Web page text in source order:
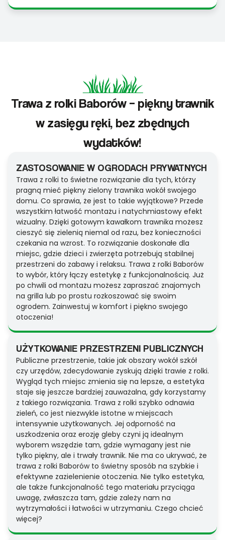
Trawa z rolki Baborów – piękny trawnik
w zasięgu ręki, bez zbędnych
wydatków!
ZASTOSOWANIE W OGRODACH PRYWATNYCH
Trawa z rolki to świetne rozwiązanie dla tych, którzy
pragną mieć piękny zielony trawnika wokół swojego
domu. Co sprawia, że jest to takie wyjątkowe? Przede
wszystkim łatwość montażu i natychmiastowy efekt
wizualny. Dzięki gotowym kawałkom trawnika możesz
cieszyć się zielenią niemal od razu, bez konieczności
czekania na wzrost. To rozwiązanie doskonałe dla
miejsc, gdzie dzieci i zwierzęta potrzebują stabilnej
przestrzeni do zabawy i relaksu. Trawa z rolki Baborów
to wybór, który łączy estetykę z funkcjonalnością. Już
po chwili od montażu możesz zapraszać znajomych
na grilla lub po prostu rozkoszować się swoim
ogrodem. Zainwestuj w komfort i piękno swojego
otoczenia!
UŻYTKOWANIE PRZESTRZENI PUBLICZNYCH
Publiczne przestrzenie, takie jak obszary wokół szkół
czy urzędów, zdecydowanie zyskują dzięki trawie z rolki.
Wygląd tych miejsc zmienia się na lepsze, a estetyka
staje się jeszcze bardziej zauważalna, gdy korzystamy
z takiego rozwiązania. Trawa z rolki szybko odnawia
zieleń, co jest niezwykle istotne w miejscach
intensywnie użytkowanych. Jej odporność na
uszkodzenia oraz erozję gleby czyni ją idealnym
wyborem wszędzie tam, gdzie wymagany jest nie
tylko piękny, ale i trwały trawnik. Nie ma co ukrywać, że
trawa z rolki Baborów to świetny sposób na szybkie i
efektywne zazielenienie otoczenia. Nie tylko estetyka,
ale także funkcjonalność tego materiału przyciąga
uwagę, zwłaszcza tam, gdzie zależy nam na
wytrzymałości i łatwości w utrzymaniu. Czego chcieć
więcej?